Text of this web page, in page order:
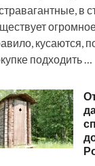
в
кусаются,
подходить …